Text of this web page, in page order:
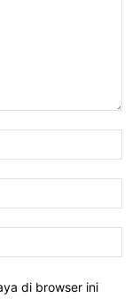
di browser ini